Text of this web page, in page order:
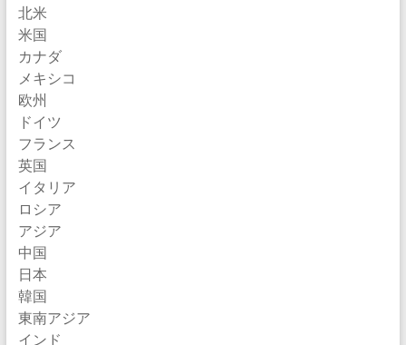
北米
米国
カナダ
メキシコ
欧州
ドイツ
フランス
英国
イタリア
ロシア
アジア
中国
日本
韓国
東南アジア
インド